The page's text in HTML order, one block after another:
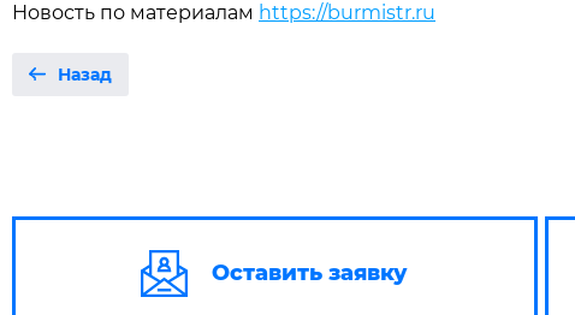
Новость по материалам https://burmistr.ru
Назад
Оставить заявку